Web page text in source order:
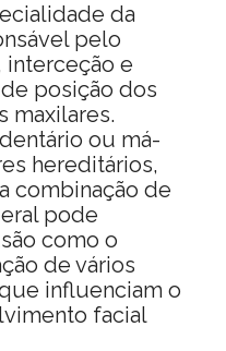
da
pelo
e
posição dos
maxilares.
ou má-
hereditários,
combinação de
pode
como o
de vários
influenciam o
facial